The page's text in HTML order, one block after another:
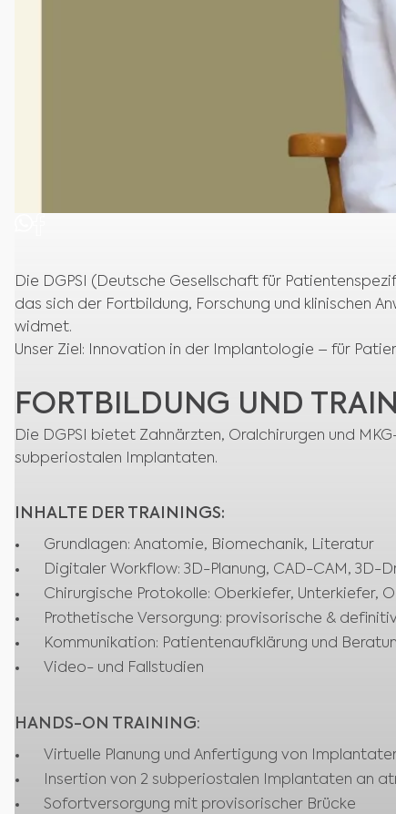
Die DGPSI (Deutsche Gesellschaft für
das sich der Fortbildung, Forschung und klinischen
widmet.
Unser Ziel: Innovation in der Implantologie – für
FORTBILDUNG UND
Die DGPSI bietet Zahnärzten, Oralchirurgen und
subperiostalen Implantaten.
INHALTE DER TRAININGS:
Grundlagen: Anatomie, Biomechanik, Literatur
Digitaler Workflow: 3D-Planung, CAD-CAM, 3D-
Chirurgische Protokolle: Oberkiefer, Unterkiefer,
Prothetische Versorgung: provisorische &
Kommunikation: Patientenaufklärung und
Video- und Fallstudien
HANDS-ON TRAINING:
Virtuelle Planung und Anfertigung von
Insertion von 2 subperiostalen Implantaten an
Sofortversorgung mit provisorischer Brücke